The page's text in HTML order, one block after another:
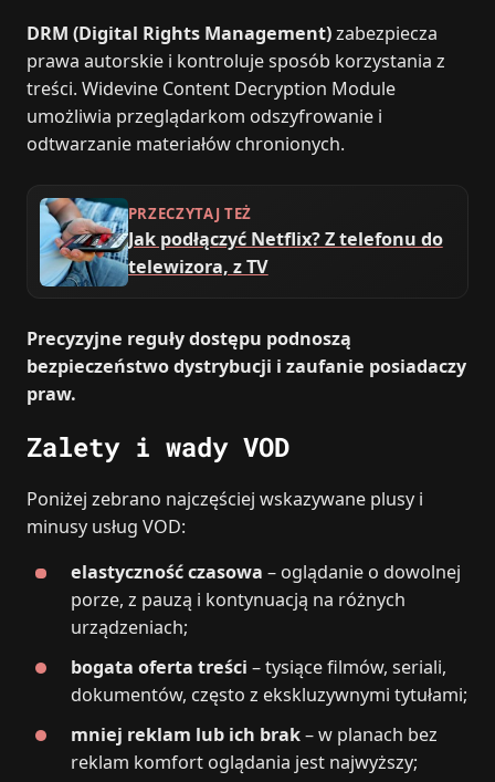
DRM (Digital Rights Management)zabezpiecza
prawa autorskie i kontroluje sposób korzystania z
treści. Widevine Content Decryption Module
umożliwia przeglądarkom odszyfrowanie i
odtwarzanie materiałów chronionych.
PRZECZYTAJ TEŻ
Jak podłączyć Netflix? Z telefonu do
telewizora, z TV
Precyzyjne reguły dostępu podnoszą
bezpieczeństwo dystrybucji i zaufanie posiadaczy
praw.
Zalety i wady VOD
Poniżej zebrano najczęściej wskazywane plusy i
minusy usług VOD:
elastyczność czasowa – oglądanie o dowolnej
porze, z pauzą i kontynuacją na różnych
urządzeniach;
bogata oferta treści – tysiące filmów, seriali,
dokumentów, często z ekskluzywnymi tytułami;
mniej reklam lub ich brak– w planach bez
reklam komfort oglądania jest najwyższy;